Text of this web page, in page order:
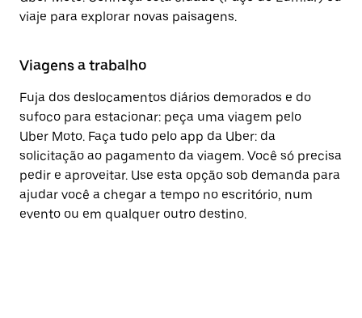
viaje para explorar novas paisagens.
Viagens a trabalho
Fuja dos deslocamentos diários demorados e do
sufoco para estacionar: peça uma viagem pelo
Uber Moto. Faça tudo pelo app da Uber: da
solicitação ao pagamento da viagem. Você só precisa
pedir e aproveitar. Use esta opção sob demanda para
ajudar você a chegar a tempo no escritório, num
evento ou em qualquer outro destino.